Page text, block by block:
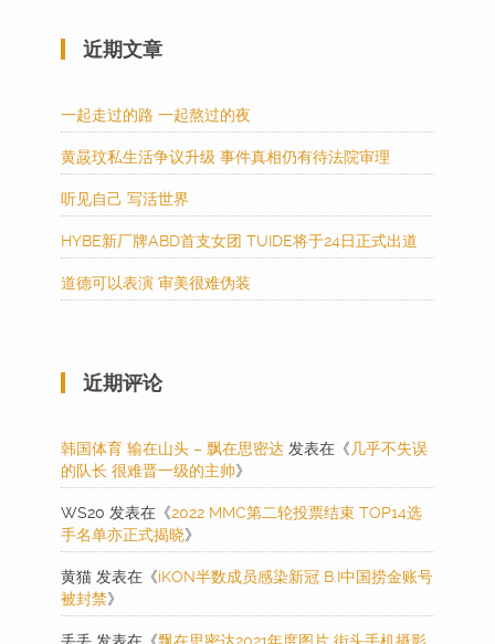
近期文章
一起走过的路 一起熬过的夜
黄晸玟私生活争议升级 事件真相仍有待法院审理
听见自己 写活世界
HYBE新厂牌ABD首支女团 TUIDE将于24日正式出道
道德可以表演 审美很难伪装
近期评论
韩国体育 输在山头 – 飘在思密达 发表在《 几乎不失误
的队长 很难晋一级的主帅》
WS20 发表在《2022 MMC第二轮投票结束 TOP14选
手名单亦正式揭晓》
黄猫 发表在《iKON半数成员感染新冠 B.I中国捞金账号
被封禁》